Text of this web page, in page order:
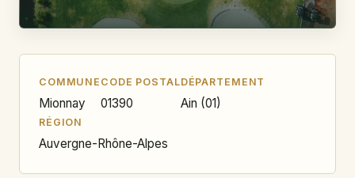
COMMUNE
Mionnay
CODE POSTAL
01390
DÉPARTEMENT
Ain (01)
RÉGION
Auvergne-Rhône-Alpes